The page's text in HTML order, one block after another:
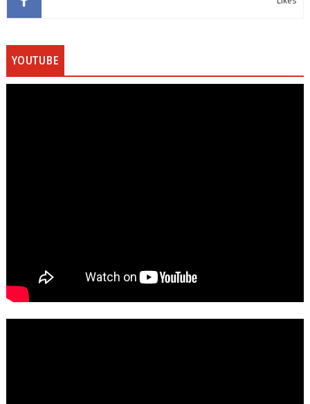
YOUTUBE